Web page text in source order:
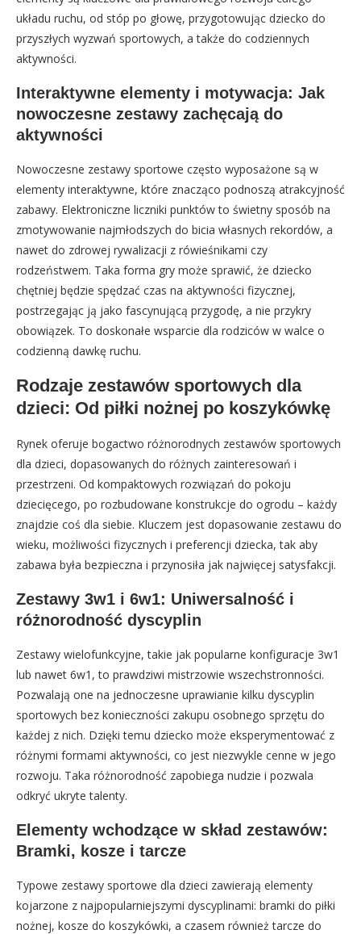
układu ruchu, od stóp po głowę, przygotowując dziecko do
przyszłych wyzwań sportowych, a także do codziennych
aktywności.
Interaktywne elementy i motywacja: Jak
nowoczesne zestawy zachęcają do
aktywności
Nowoczesne zestawy sportowe często wyposażone są w
elementy interaktywne, które znacząco podnoszą atrakcyjność
zabawy. Elektroniczne liczniki punktów to świetny sposób na
zmotywowanie najmłodszych do bicia własnych rekordów, a
nawet do zdrowej rywalizacji z rówieśnikami czy
rodzeństwem. Taka forma gry może sprawić, że dziecko
chętniej będzie spędzać czas na aktywności fizycznej,
postrzegając ją jako fascynującą przygodę, a nie przykry
obowiązek. To doskonałe wsparcie dla rodziców w walce o
codzienną dawkę ruchu.
Rodzaje zestawów sportowych dla
dzieci: Od piłki nożnej po koszykówkę
Rynek oferuje bogactwo różnorodnych zestawów sportowych
dla dzieci, dopasowanych do różnych zainteresowań i
przestrzeni. Od kompaktowych rozwiązań do pokoju
dziecięcego, po rozbudowane konstrukcje do ogrodu – każdy
znajdzie coś dla siebie. Kluczem jest dopasowanie zestawu do
wieku, możliwości fizycznych i preferencji dziecka, tak aby
zabawa była bezpieczna i przynosiła jak najwięcej satysfakcji.
Zestawy 3w1 i 6w1: Uniwersalność i
różnorodność dyscyplin
Zestawy wielofunkcyjne, takie jak popularne konfiguracje 3w1
lub nawet 6w1, to prawdziwi mistrzowie wszechstronności.
Pozwalają one na jednoczesne uprawianie kilku dyscyplin
sportowych bez konieczności zakupu osobnego sprzętu do
każdej z nich. Dzięki temu dziecko może eksperymentować z
różnymi formami aktywności, co jest niezwykle cenne w jego
rozwoju. Taka różnorodność zapobiega nudzie i pozwala
odkryć ukryte talenty.
Elementy wchodzące w skład zestawów:
Bramki, kosze i tarcze
Typowe zestawy sportowe dla dzieci zawierają elementy
kojarzone z najpopularniejszymi dyscyplinami: bramki do piłki
nożnej, kosze do koszykówki, a czasem również tarcze do